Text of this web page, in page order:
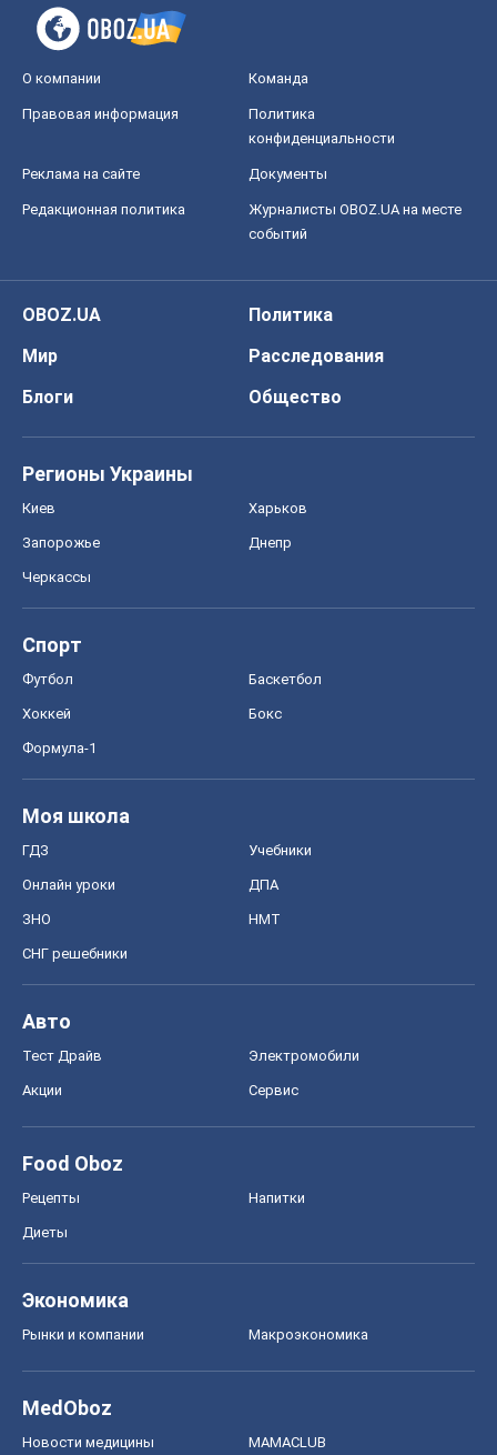
О компании Команда
Правовая информация
Политика
конфиденциальности
Реклама на сайте Документы
Редакционная политика
Журналисты OBOZ.UA на месте
событий
OBOZ.UA
Политика
Мир
Расследования
Блоги
Общество
Регионы Украины
Киев Харьков
Запорожье Днепр
Черкассы
Спорт
Футбол Баскетбол
Хоккей Бокс
Формула-1
Моя школа
ГДЗ Учебники
Онлайн уроки ДПА
ЗНО НМТ
СНГ решебники
Авто
Тест Драйв Электромобили
Акции Сервис
Food Oboz
Рецепты Напитки
Диеты
Экономика
Рынки и компании Mакроэкономика
MedOboz
Новости медицины MAMACLUB